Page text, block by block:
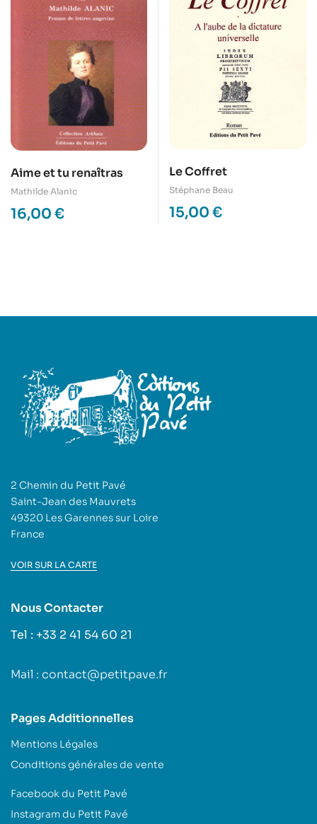
Aime et tu renaîtras
Mathilde Alanic
16,00 €
Le Coffret
Stéphane Beau
15,00 €
2 Chemin du Petit Pavé
Saint-Jean des Mauvrets
49320 Les Garennes sur Loire
France
VOIR SUR LA CARTE
Nous Contacter
Tel : +33 2 41 54 60 21
Mail : contact@petitpave.fr
Pages Additionnelles
Mentions Légales
Conditions générales de vente
Facebook du Petit Pavé
Instagram du Petit Pavé